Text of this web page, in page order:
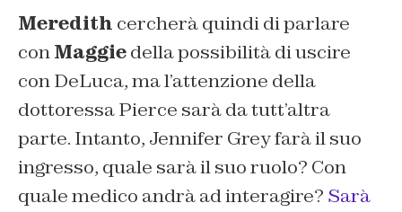
Meredith cercherà quindi di parlare
conMaggiedella possibilità di uscire
con DeLuca, ma l’attenzione della
dottoressa Pierce sarà da tutt’altra
parte. Intanto, Jennifer Grey farà il suo
ingresso, quale sarà il suo ruolo? Con
quale medico andrà ad interagire? Sarà